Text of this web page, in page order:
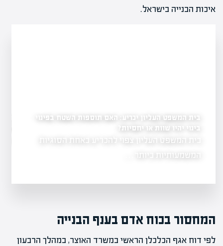
איכות הבנייה בישראל.
פרויקט להצלחה?
בית המשפט העליון יכריע: האם תוספות השטח בפינוי
בינוי יהיו שוות או יחסיות?
בית המשפט העליון צפוי להכריע באחת הסוגיות
המשמעותיות ביותר…
לראשונה: עיריית
המחסור בכוח אדם בענף הבנייה
לפי דוח אגף הכלכלן הראשי במשרד האוצר, במהלך הרבעון